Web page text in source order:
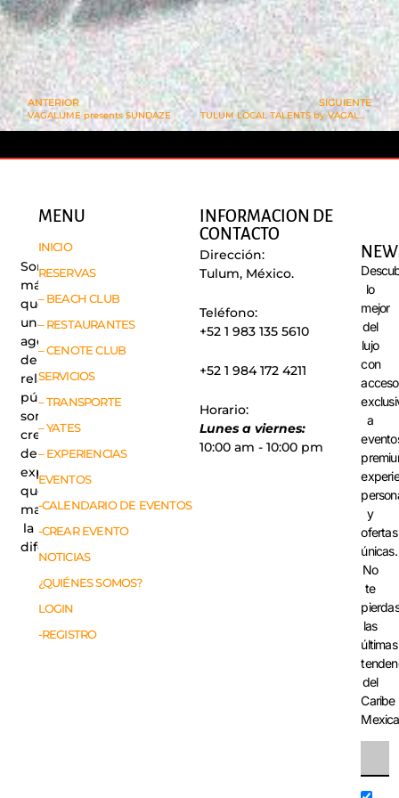
ANTERIOR
VAGALUME presents SUNDAZE
SIGUIENTE
TULUM LOCAL TALENTS by VAGALUME
Somos
más
que
una
agencia
de
relaciones
públicas,
somos
creadores
de
experiencias
que
marcan
la
diferencia.
MENU
INICIO
RESERVAS
– BEACH CLUB
– RESTAURANTES
– CENOTE CLUB
SERVICIOS
– TRANSPORTE
– YATES
– EXPERIENCIAS
EVENTOS
-CALENDARIO DE EVENTOS
-CREAR EVENTO
NOTICIAS
¿QUIÉNES SOMOS?
LOGIN
-REGISTRO
INFORMACION DE
CONTACTO
Dirección:
Tulum, México.
Teléfono:
+52 1 983 135 5610
+52 1 984 172 4211
Horario:
Lunes a viernes:
10:00 am - 10:00 pm
lo
mejor
del
lujo
con
acceso
a
y
ofertas
únicas.
No
te
pierdas
las
últimas
del
Caribe